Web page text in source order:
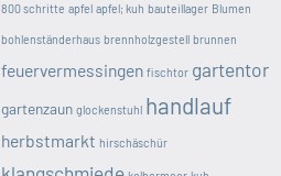
800 schritte apfel apfel; kuh bauteillager Blumen
bohlenständerhaus brennholzgestell brunnen
feuervermessingen fischtor gartentor
gartenzaun glockenstuhl handlauf
herbstmarkt hirschäschür